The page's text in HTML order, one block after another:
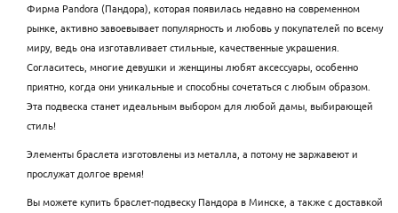
Фирма Pandora (Пандора), которая появилась недавно на современном
рынке, активно завоевывает популярность и любовь у покупателей по всему
миру, ведь она изготавливает стильные, качественные украшения.
Согласитесь, многие девушки и женщины любят аксессуары, особенно
приятно, когда они уникальные и способны сочетаться с любым образом.
Эта подвеска станет идеальным выбором для любой дамы, выбирающей
стиль!
Элементы браслета изготовлены из металла, а потому не заржавеют и
прослужат долгое время!
Вы можете купить браслет-подвеску Пандора в Минске, а также с доставкой